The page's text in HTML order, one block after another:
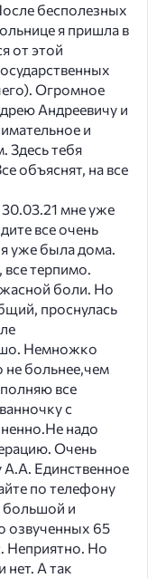
бесполезных
я пришла в
от этой
Огромное
Андреевичу и
и
Здесь тебя
объяснят, на все
30.03.21 мне уже
все очень
уже была дома.
терпимо.
боли. Но
проснулась
Немножко
не больнее,чем
все
с
надо
Очень
Единственное
по телефону
большой и
озвученных 65
Неприятно. Но
нет. А так